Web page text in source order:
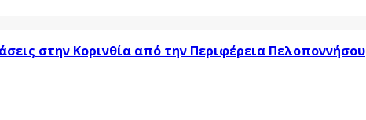
στην Κορινθία από την Περιφέρεια Πελοποννήσου